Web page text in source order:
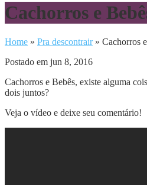
Cachorros e
Home » Pra descontrair » Cachorros
Postado em jun 8, 2016
Cachorros e Bebês, existe alguma
dois juntos?
Veja o vídeo e deixe seu comentário!